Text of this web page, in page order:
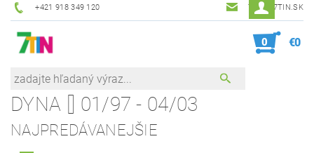
+421 918 349 120 7TIN@7TIN.SK
0 €0
DYNA [] 01/97 - 04/03
NAJPREDÁVANEJŠIE